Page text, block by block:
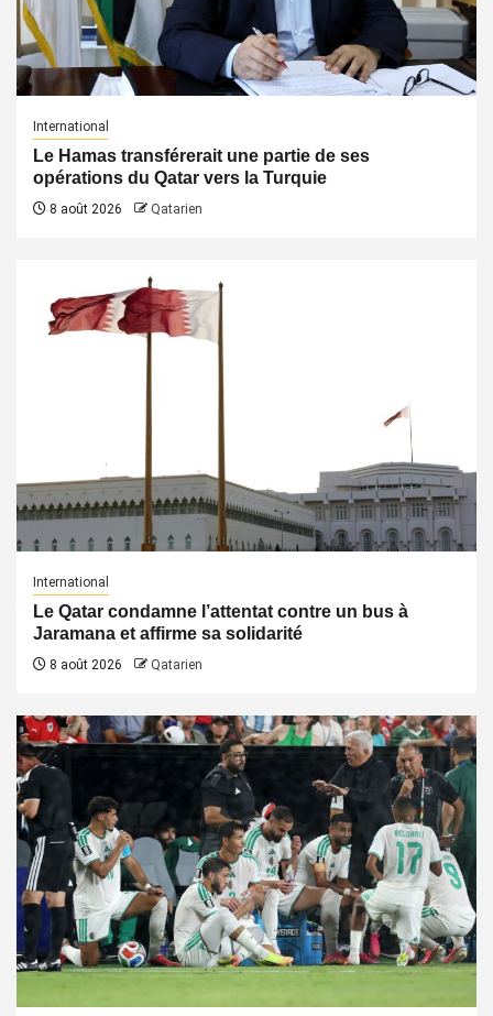
International
Le Hamas transférerait une partie de ses
opérations du Qatar vers la Turquie
8 août 2026 Qatarien
International
Le Qatar condamne l’attentat contre un bus à
Jaramana et affirme sa solidarité
8 août 2026 Qatarien